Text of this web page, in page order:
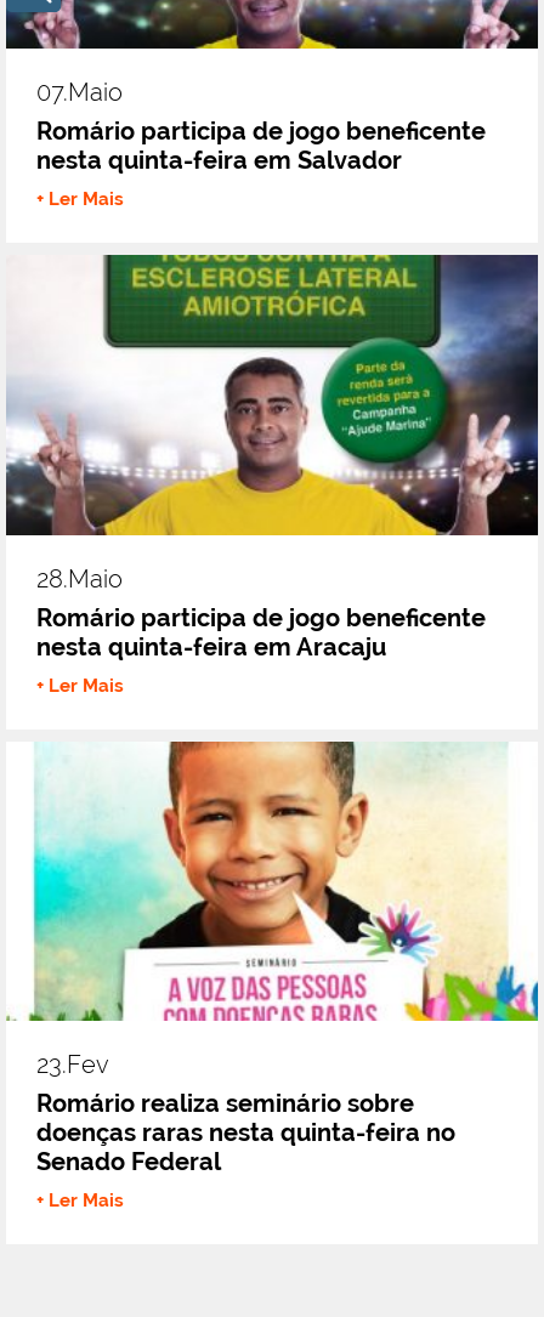
07.maio
Romário participa de jogo beneficente
nesta quinta-feira em Salvador
+ Ler Mais
28.maio
Romário participa de jogo beneficente
nesta quinta-feira em Aracaju
+ Ler Mais
23.fev
Romário realiza seminário sobre
doenças raras nesta quinta-feira no
Senado Federal
+ Ler Mais